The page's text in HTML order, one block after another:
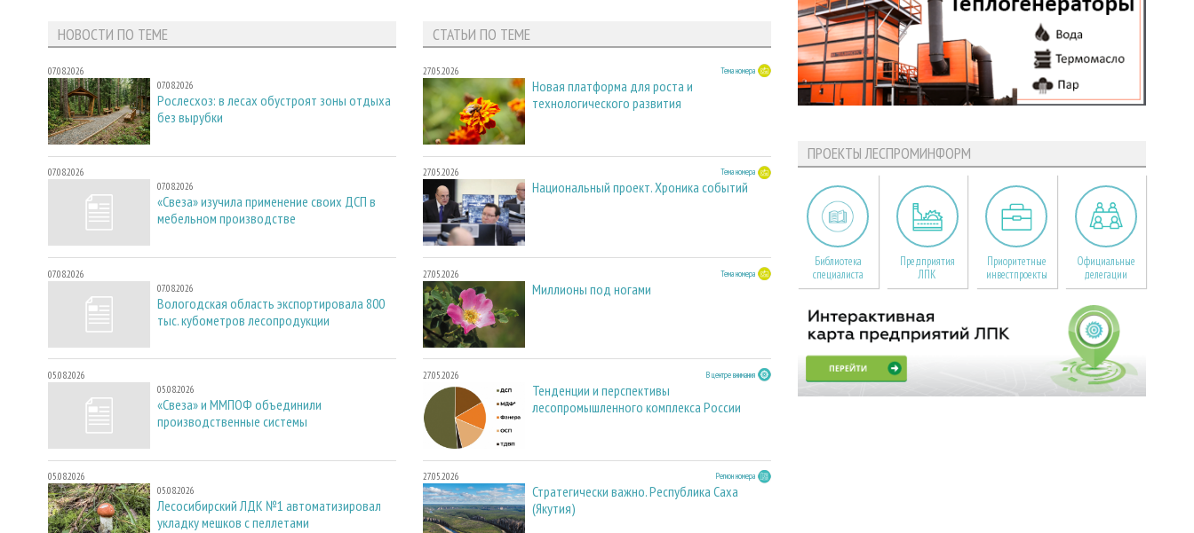
НОВОСТИ ПО ТЕМЕ
07.08.2026
07.08.2026
Рослесхоз: в лесах обустроят зоны отдыха
без вырубки
07.08.2026
07.08.2026
«Свеза» изучила применение своих ДСП в
мебельном производстве
07.08.2026
07.08.2026
Вологодская область экспортировала 800
тыс. кубометров лесопродукции
05.08.2026
05.08.2026
«Свеза» и ММПОФ объединили
производственные системы
05.08.2026
05.08.2026
Лесосибирский ЛДК №1 автоматизировал
укладку мешков с пеллетами
СТАТЬИ ПО ТЕМЕ
27.05.2026 Тема номера
Новая платформа для роста и
технологического развития
27.05.2026 Тема номера
Национальный проект. Хроника событий
27.05.2026 Тема номера
Миллионы под ногами
27.05.2026 В центре внимания
Тенденции и перспективы
лесопромышленного комплекса России
27.05.2026 Регион номера
Стратегически важно. Республика Саха
(Якутия)
ПРОЕКТЫ ЛЕСПРОМИНФОРМ
Библиотека
специалиста
Предприятия
ЛПК
Приоритетные
инвестпроекты
Официальные
делегации